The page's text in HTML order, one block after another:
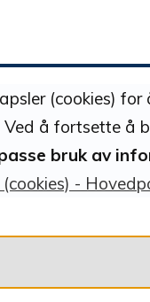
skjer
(cookies) for
å fortsette å
bruk av
-